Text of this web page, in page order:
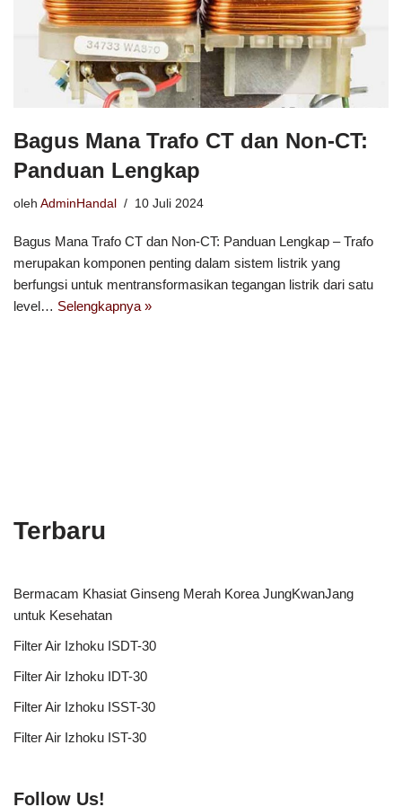
Bagus Mana Trafo CT dan Non-CT:
Panduan Lengkap
oleh AdminHandal 10 Juli 2024
Bagus Mana Trafo CT dan Non-CT: Panduan Lengkap – Trafo
merupakan komponen penting dalam sistem listrik yang
berfungsi untuk mentransformasikan tegangan listrik dari satu
level… Selengkapnya »
Terbaru
Bermacam Khasiat Ginseng Merah Korea JungKwanJang
untuk Kesehatan
Filter Air Izhoku ISDT-30
Filter Air Izhoku IDT-30
Filter Air Izhoku ISST-30
Filter Air Izhoku IST-30
Follow Us!